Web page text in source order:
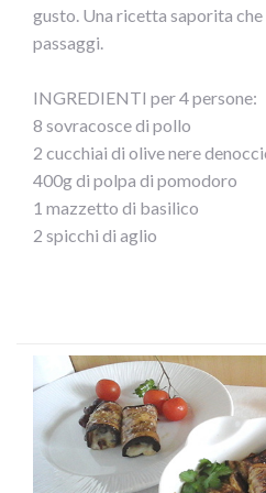
un foglio di carta forno
spessore di 3/4 mm. Mettete
Ricavate dalla restante pasta
adagiatele sopra il polpettone.
tuorlo sbattuto ed infornate 40
servite il polpettone tiepido
piacere.
gusto. Una ricetta saporita
passaggi.
INGREDIENTI per 4 persone:
8 sovracosce di pollo
2 cucchiai di olive nere
400g di polpa di pomodoro
1 mazzetto di basilico
2 spicchi di aglio
Zucchero
Pepe
PROCEDIMENTO: